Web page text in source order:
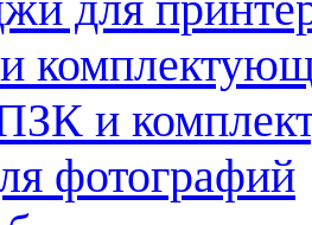
и
фотографий